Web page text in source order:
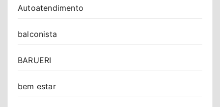
Autoatendimento
balconista
BARUERI
bem estar